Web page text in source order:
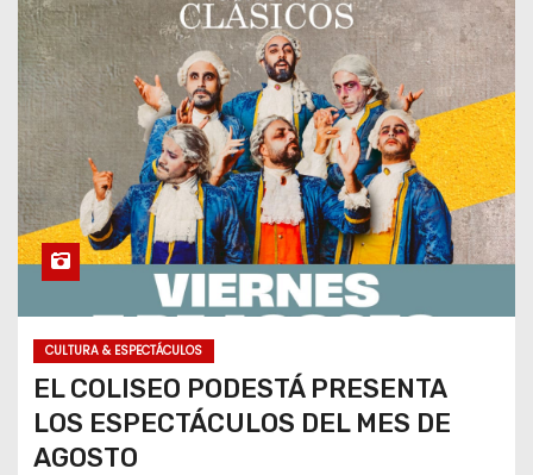
CULTURA & ESPECTÁCULOS
EL COLISEO PODESTÁ PRESENTA
LOS ESPECTÁCULOS DEL MES DE
AGOSTO